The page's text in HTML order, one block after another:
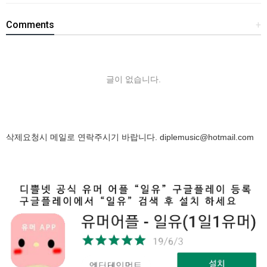
+
Comments
글이 없습니다.
삭제요청시 메일로 연락주시기 바랍니다. diplemusic@hotmail.com